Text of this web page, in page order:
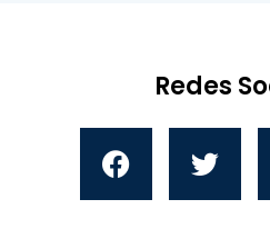
Redes